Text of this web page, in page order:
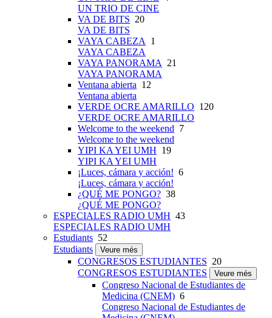
UN TRIO DE CINE
VA DE BITS 20
VA DE BITS
VAYA CABEZA 1
VAYA CABEZA
VAYA PANORAMA 21
VAYA PANORAMA
Ventana abierta 12
Ventana abierta
VERDE OCRE AMARILLO 120
VERDE OCRE AMARILLO
Welcome to the weekend 7
Welcome to the weekend
YIPI KA YEI UMH 19
YIPI KA YEI UMH
¡Luces, cámara y acción! 6
¡Luces, cámara y acción!
¿QUÉ ME PONGO? 38
¿QUÉ ME PONGO?
ESPECIALES RADIO UMH 43
ESPECIALES RADIO UMH
Estudiants 52
Estudiants
Veure més
CONGRESOS ESTUDIANTES 20
CONGRESOS ESTUDIANTES
Veure més
Congreso Nacional de Estudiantes de
Medicina (CNEM) 6
Congreso Nacional de Estudiantes de